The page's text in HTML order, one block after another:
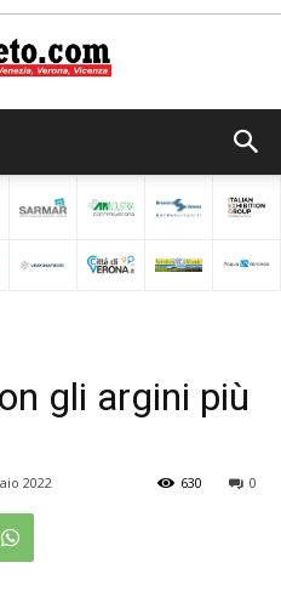
del
gli argini più
2022 0
630